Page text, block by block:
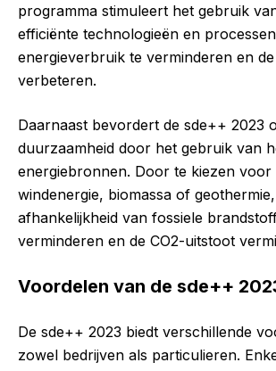
programma stimuleert het gebruik
efficiënte technologieën en
energieverbruik te verminderen en
verbeteren.
Daarnaast bevordert de sde++ 2023
duurzaamheid door het gebruik van
energiebronnen. Door te kiezen voor
windenergie, biomassa of
afhankelijkheid van fossiele
verminderen en de CO2-uitstoot
Voordelen van de sde++
De sde++ 2023 biedt verschillende
zowel bedrijven als particulieren.